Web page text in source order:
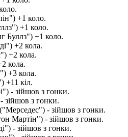
+1 коло.
+1 коло.
Буллз") +1 коло.
+2 кола.
+2 кола.
кола.
+3 кола.
+11 кіл.
- зійшов з гонки.
зійшов з гонки.
- зійшов з гонки.
Мартін") - зійшов з гонки.
- зійшов з гонки.